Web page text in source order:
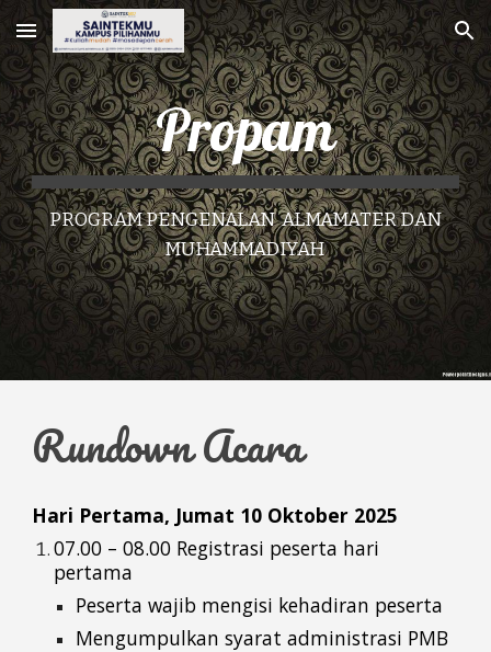
Skip to main content Skip to navigation
Propam
PROGRAM PENGENALAN ALMAMATER DAN
MUHAMMADIYAH
Rundown Acara
Hari Pertama, Jumat 10 Oktober 2025
07.00 – 08.00 Registrasi peserta hari
pertama
Peserta wajib mengisi kehadiran peserta
Mengumpulkan syarat administrasi PMB